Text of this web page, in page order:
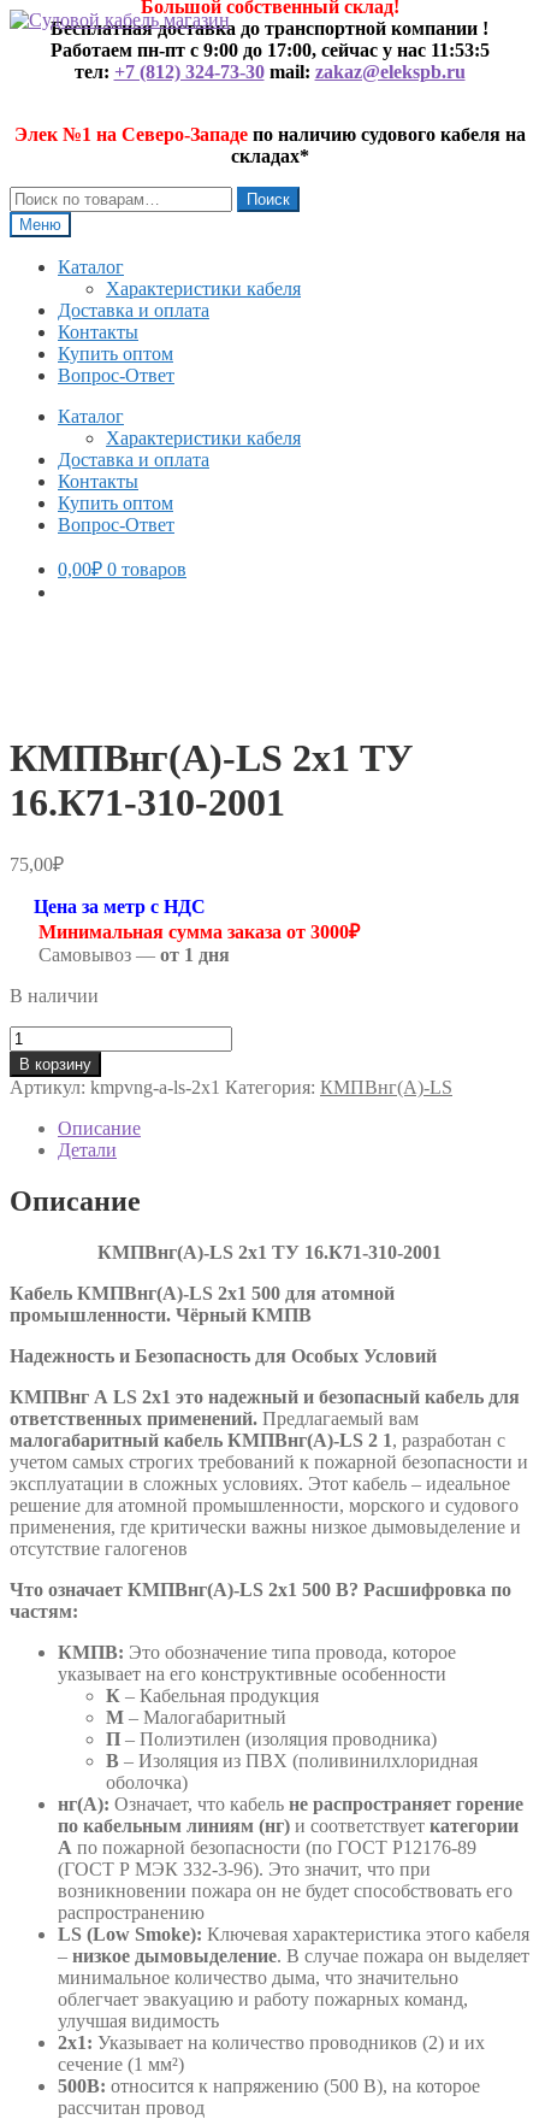
Перейти
навигации
Перейти
содержимому
Большой собственный склад!
Бесплатная доставка до транспортной компании !
Работаем пн-пт с 9:00 до 17:00, сейчас у нас 11:53:5
тел: +7 (812) 324-73-30mail: zakaz@elekspb.ru
Элек №1 на Северо-Западепо наличию судового кабеля на
складах*
Искать:
Поиск
Меню
Каталог
Характеристики кабеля
Доставка и оплата
Контакты
Купить оптом
Вопрос-Ответ
Каталог
Характеристики кабеля
Доставка и оплата
Контакты
Купить оптом
Вопрос-Ответ
0,00₽ 0 товаров
КМПВнг(А)-LS 2х1 ТУ
16.К71-310-2001
75,00₽
Цена за метр с НДС
Минимальная сумма заказа от 3000₽
Самовывоз — от 1 дня
В наличии
Количество
товара
КМПВнг(А)-
LS
16.К71-
310-
2001
В корзину
Артикул: kmpvng-a-ls-2х1 Категория: КМПВнг(А)-LS
Описание
Детали
Описание
КМПВнг(А)-LS 2х1 ТУ 16.К71-310-2001
Кабель КМПВнг(А)-LS 2х1 500 для атомной
промышленности. Чёрный КМПВ
Надежность и Безопасность для Особых Условий
КМПВнг А LS 2х1 это надежный и безопасный кабель для
ответственных применений. Предлагаемый вам
малогабаритный кабель КМПВнг(А)-LS 2 1, разработан с
учетом самых строгих требований к пожарной безопасности и
эксплуатации в сложных условиях. Этот кабель – идеальное
решение для атомной промышленности, морского и судового
применения, где критически важны низкое дымовыделение и
отсутствие галогенов
Что означает КМПВнг(А)-LS 2х1 500 В? Расшифровка по
частям:
КМПВ: Это обозначение типа провода, которое
указывает на его конструктивные особенности
К – Кабельная продукция
М – Малогабаритный
П – Полиэтилен (изоляция проводника)
В – Изоляция из ПВХ (поливинилхлоридная
оболочка)
нг(А): Означает, что кабель не распространяет горение
по кабельным линиям (нг) и соответствует категории
А по пожарной безопасности (по ГОСТ Р12176-89
(ГОСТ Р МЭК 332-3-96). Это значит, что при
возникновении пожара он не будет способствовать его
распространению
LS (Low Smoke): Ключевая характеристика этого кабеля
– низкое дымовыделение. В случае пожара он выделяет
минимальное количество дыма, что значительно
облегчает эвакуацию и работу пожарных команд,
улучшая видимость
2х1: Указывает на количество проводников (2) и их
сечение (1 мм²)
500В: относится к напряжению (500 В), на которое
рассчитан провод